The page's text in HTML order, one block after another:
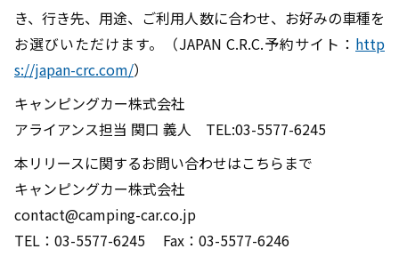
き、行き先、用途、ご利用人数に合わせ、お好みの車種を
お選びいただけます。（JAPAN C.R.C.予約サイト： http
s://japan-crc.com/）
キャンピングカー株式会社
アライアンス担当 関口 義人 TEL:03-5577-6245
本リリースに関するお問い合わせはこちらまで
キャンピングカー株式会社
contact@camping-car.co.jp
TEL：03-5577-6245 Fax：03-5577-6246